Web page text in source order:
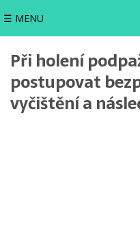
☰ MENU
Při holení
postupovat
vyčištění a